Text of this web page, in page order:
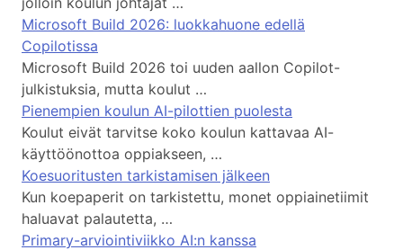
Microsoft Build 2026: luokkahuone edellä
Copilotissa
Microsoft Build 2026 toi uuden aallon Copilot-
julkistuksia, mutta koulut …
Pienempien koulun AI-pilottien puolesta
Koulut eivät tarvitse koko koulun kattavaa AI-
käyttöönottoa oppiakseen, …
Koesuoritusten tarkistamisen jälkeen
Kun koepaperit on tarkistettu, monet oppiainetiimit
haluavat palautetta, …
Primary-arviointiviikko AI:n kanssa